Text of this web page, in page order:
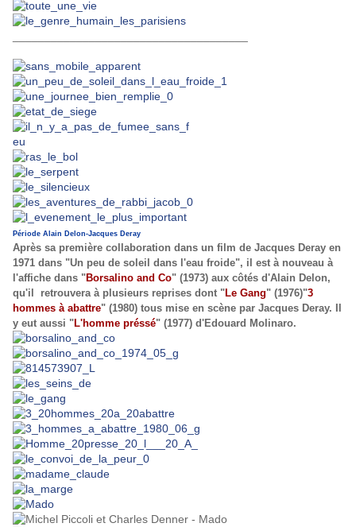
Période Alain Delon-Jacques Deray
Après sa première collaboration dans un film de Jacques Deray en
1971 dans "Un peu de soleil dans l'eau froide", il est à nouveau à
l'affiche dans "Borsalino and Co" (1973) aux côtés d'Alain Delon,
qu'il retrouvera à plusieurs reprises dont "Le Gang" (1976)"3
hommes à abattre" (1980) tous mise en scène par Jacques Deray. Il
y eut aussi "L'homme préssé" (1977) d'Edouard Molinaro.